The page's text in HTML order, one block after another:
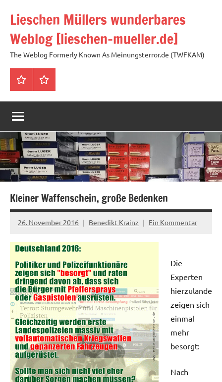
Inhalt
springen
Lieschen Müllers wunderbares
Weblog [lieschen-mueller.de]
The Weblog Formerly Known As Meinungsterror.de (TWFKAM)
ImpressumDatenschutzerklärung
Kleiner Waffenschein, große Bedenken
26. November 2016 Benedikt Krainz Ein Kommentar
Die
Experten
hierzulande
zeigen sich
einmal
mehr
besorgt:
Nach